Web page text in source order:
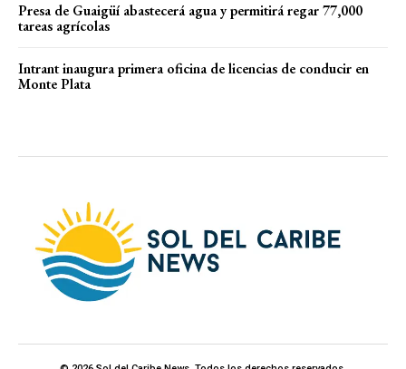
Presa de Guaigüí abastecerá agua y permitirá regar 77,000
tareas agrícolas
Intrant inaugura primera oficina de licencias de conducir en
Monte Plata